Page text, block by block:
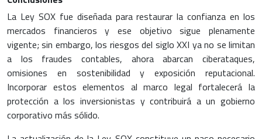
La Ley SOX fue diseñada para restaurar la confianza en los
mercados financieros y ese objetivo sigue plenamente
vigente; sin embargo, los riesgos del siglo XXI ya no se limitan
a los fraudes contables, ahora abarcan ciberataques,
omisiones en sostenibilidad y exposición reputacional.
Incorporar estos elementos al marco legal fortalecerá la
protección a los inversionistas y contribuirá a un gobierno
corporativo más sólido.